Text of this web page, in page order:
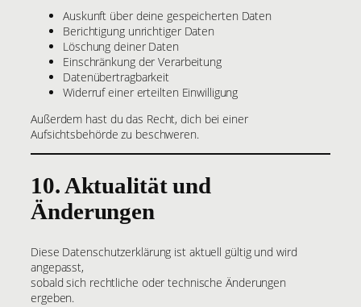
Auskunft über deine gespeicherten Daten
Berichtigung unrichtiger Daten
Löschung deiner Daten
Einschränkung der Verarbeitung
Datenübertragbarkeit
Widerruf einer erteilten Einwilligung
Außerdem hast du das Recht, dich bei einer
Aufsichtsbehörde zu beschweren.
10. Aktualität und
Änderungen
Diese Datenschutzerklärung ist aktuell gültig und wird
angepasst,
sobald sich rechtliche oder technische Änderungen
ergeben.